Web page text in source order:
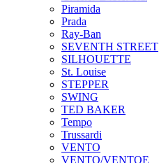
Piramida
Prada
Ray-Ban
SEVENTH STREET
SILHOUETTE
St. Louise
STEPPER
SWING
TED BAKER
Tempo
Trussardi
VENTO
VENTO/VENTOE